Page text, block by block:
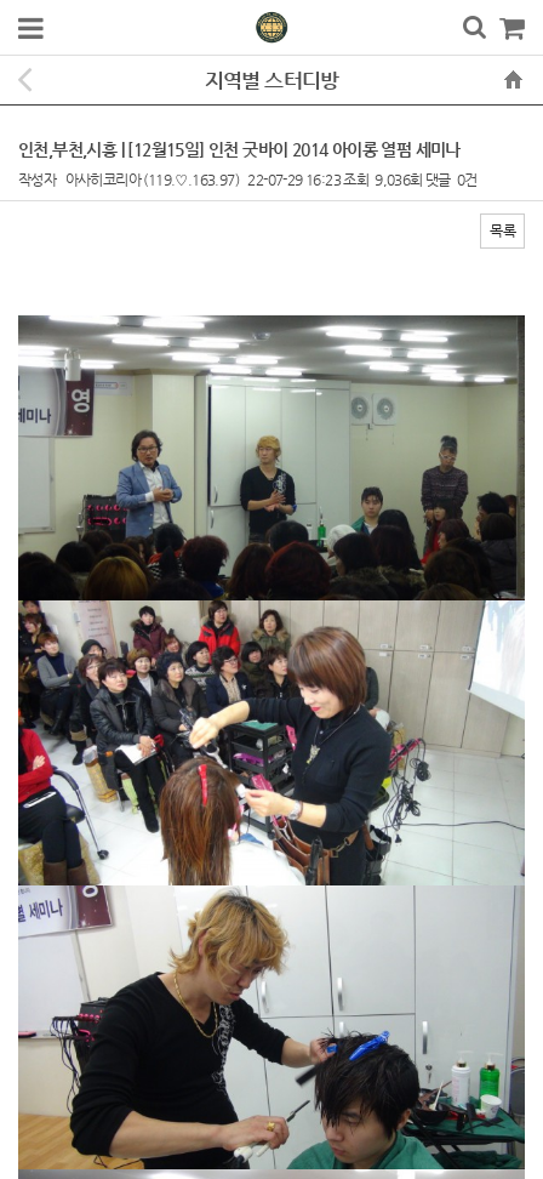
지역별 스터디방
인천,부천,시흥 | [12월15일] 인천 굿바이 2014 아이롱 열펌 세미나
작성자 아사히코리아(119.♡.163.97) 22-07-29 16:23조회 9,036회 댓글 0건
목록